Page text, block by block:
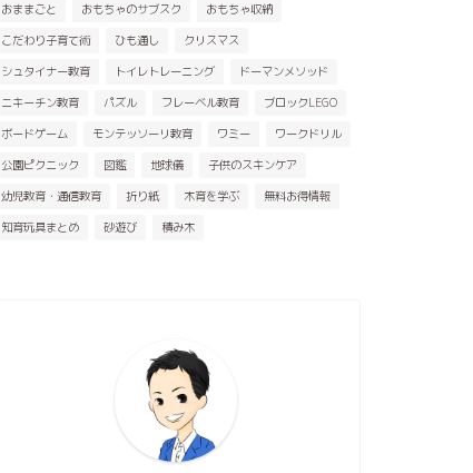
おままごと
おもちゃのサブスク
おもちゃ収納
こだわり子育て術
ひも通し
クリスマス
シュタイナー教育
トイレトレーニング
ドーマンメソッド
ニキーチン教育
パズル フレーベル教育
ブロックLEGO
ボードゲーム
モンテッソーリ教育 ワミー
ワークドリル
公園ピクニック
図鑑 地球儀
子供のスキンケア
幼児教育・通信教育
折り紙 木育を学ぶ
無料お得情報
知育玩具まとめ
砂遊び 積み木